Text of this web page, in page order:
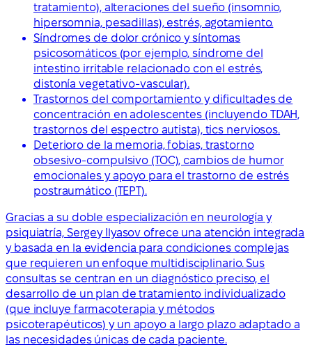
tratamiento), alteraciones del sueño (insomnio,
hipersomnia, pesadillas), estrés, agotamiento.
Síndromes de dolor crónico y síntomas
psicosomáticos (por ejemplo, síndrome del
intestino irritable relacionado con el estrés,
distonía vegetativo-vascular).
Trastornos del comportamiento y dificultades de
concentración en adolescentes (incluyendo TDAH,
trastornos del espectro autista), tics nerviosos.
Deterioro de la memoria, fobias, trastorno
obsesivo-compulsivo (TOC), cambios de humor
emocionales y apoyo para el trastorno de estrés
postraumático (TEPT).
Gracias a su doble especialización en neurología y
psiquiatría, Sergey Ilyasov ofrece una atención integrada
y basada en la evidencia para condiciones complejas
que requieren un enfoque multidisciplinario. Sus
consultas se centran en un diagnóstico preciso, el
desarrollo de un plan de tratamiento individualizado
(que incluye farmacoterapia y métodos
psicoterapéuticos) y un apoyo a largo plazo adaptado a
las necesidades únicas de cada paciente.